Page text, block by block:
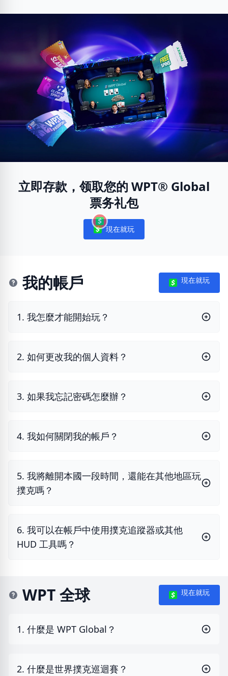
立即存款，领取您的 WPT® Global
票务礼包
Notifications
現在就玩
我的帳戶 現在就玩
1. 我怎麼才能開始玩？
2. 如何更改我的個人資料？
3. 如果我忘記密碼怎麼辦？
4. 我如何關閉我的帳戶？
5. 我將離開本國一段時間，還能在其他地區玩
撲克嗎？
6. 我可以在帳戶中使用撲克追蹤器或其他
HUD 工具嗎？
WPT 全球 現在就玩
1. 什麼是 WPT Global？
2. 什麼是世界撲克巡迴賽？